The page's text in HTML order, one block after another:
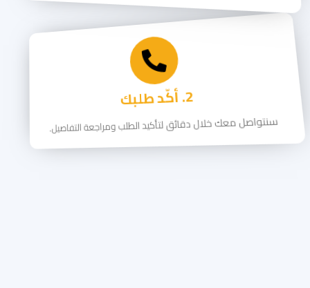
2. أكّد طلبك
سنتواصل معك خلال دقائق لتأكيد الطلب ومراجعة التفاصيل.